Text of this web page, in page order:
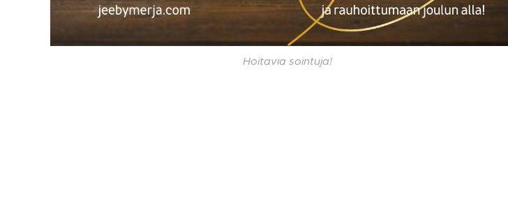
Hoitavia sointuja!